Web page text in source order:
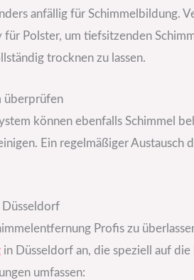
anfällig für Schimmelbildung.
für Polster, um tiefsitzenden
trocknen zu lassen.
überprüfen
können ebenfalls Schimmel
Ein regelmäßiger Austausch
Düsseldorf
Profis zu
in Düsseldorf an, die speziell auf
umfassen: